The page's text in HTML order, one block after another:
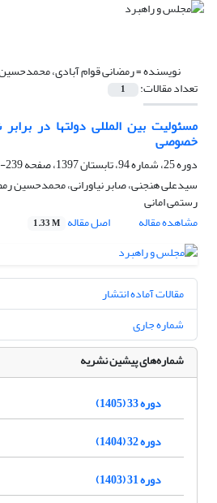
نویسنده =رمضانی قوام آبادی،
تعداد مقالات: 1
مسئولیت بین المللی دولتها در
خصوصی
دوره 25، شماره 94، تابستان 1397، صفحه
239-264
سیدعلی هنجنی، صابر نیاورانی، محمدحسین
رستمی امانی
مشاهده مقاله
اصل مقاله 1.33 M
مقالات آماده انتشار
شماره جاری
شماره‌های پیشین نشریه
دوره 33 (1405)
دوره 32 (1404)
دوره 31 (1403)